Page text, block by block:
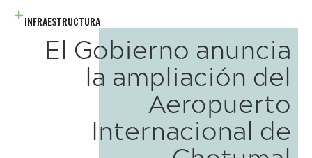
INFRAESTRUCTURA
El Gobierno anuncia
la ampliación del
Aeropuerto
Internacional de